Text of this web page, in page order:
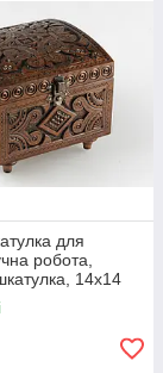
для
робота,
14х14